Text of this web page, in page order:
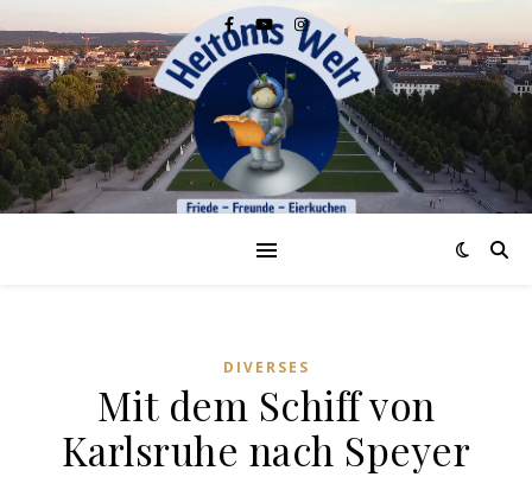
DIVERSES
Mit dem Schiff von
Karlsruhe nach Speyer